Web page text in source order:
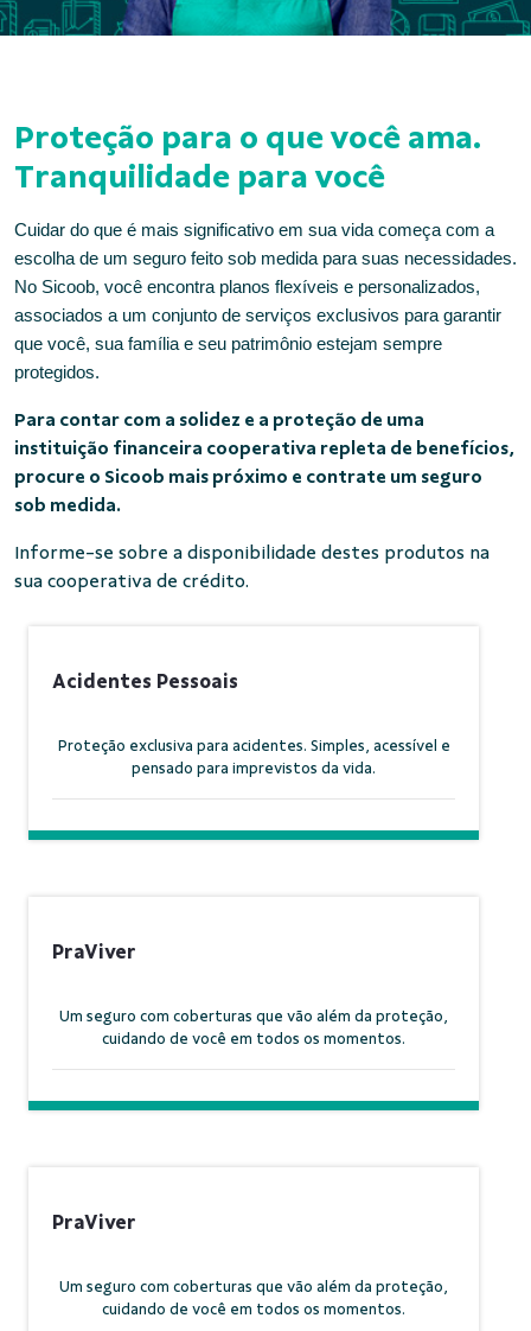
Proteção para o que você ama.
Tranquilidade para você
Cuidar do que é mais significativo em sua vida começa com a
escolha de um seguro feito sob medida para suas necessidades.
No Sicoob, você encontra planos flexíveis e personalizados,
associados a um conjunto de serviços exclusivos para garantir
que você, sua família e seu patrimônio estejam sempre
protegidos.
Para contar com a solidez e a proteção de uma
instituição financeira cooperativa repleta de benefícios,
procure o Sicoob mais próximo e contrate um seguro
sob medida.
Informe-se sobre a disponibilidade destes produtos na
sua cooperativa de crédito.
Acidentes Pessoais
Proteção exclusiva para acidentes. Simples, acessível e
pensado para imprevistos da vida.
PraViver
Um seguro com coberturas que vão além da proteção,
cuidando de você em todos os momentos.
PraViver
Um seguro com coberturas que vão além da proteção,
cuidando de você em todos os momentos.